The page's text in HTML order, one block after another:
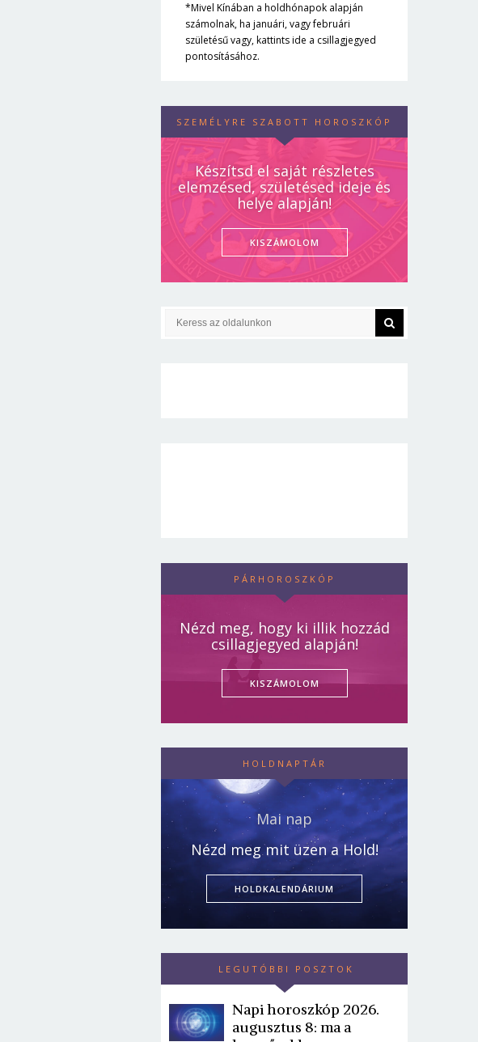
*Mivel Kínában a holdhónapok alapján
számolnak, ha januári, vagy februári
születésű vagy, kattints ide a csillagjegyed
pontosításához.
SZEMÉLYRE SZABOTT HOROSZKÓP
Készítsd el saját részletes
elemzésed, születésed ideje és
helye alapján!
KISZÁMOLOM
PÁRHOROSZKÓP
Nézd meg, hogy ki illik hozzád
csillagjegyed alapján!
KISZÁMOLOM
HOLDNAPTÁR
Mai nap
Nézd meg mit üzen a Hold!
HOLDKALENDÁRIUM
LEGUTÓBBI POSZTOK
Napi horoszkóp 2026.
augusztus 8: ma a